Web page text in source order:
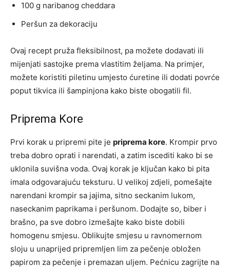
100 g naribanog cheddara
Peršun za dekoraciju
Ovaj recept pruža fleksibilnost, pa možete dodavati ili
mijenjati sastojke prema vlastitim željama. Na primjer,
možete koristiti piletinu umjesto ćuretine ili dodati povrće
poput tikvica ili šampinjona kako biste obogatili fil.
Priprema Kore
Prvi korak u pripremi pite je priprema kore. Krompir prvo
treba dobro oprati i narendati, a zatim iscediti kako bi se
uklonila suvišna voda. Ovaj korak je ključan kako bi pita
imala odgovarajuću teksturu. U velikoj zdjeli, pomešajte
narendani krompir sa jajima, sitno seckanim lukom,
naseckanim paprikama i peršunom. Dodajte so, biber i
brašno, pa sve dobro izmešajte kako biste dobili
homogenu smjesu. Oblikujte smjesu u ravnomernom
sloju u unaprijed pripremljen lim za pečenje obložen
papirom za pečenje i premazan uljem. Pećnicu zagrijte na